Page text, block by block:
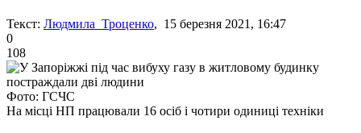
Текст: Людмила Троценко, 15 березня 2021, 16:47
0
108
Фото: ГСЧС
На місці НП працювали 16 осіб і чотири одиниці техніки